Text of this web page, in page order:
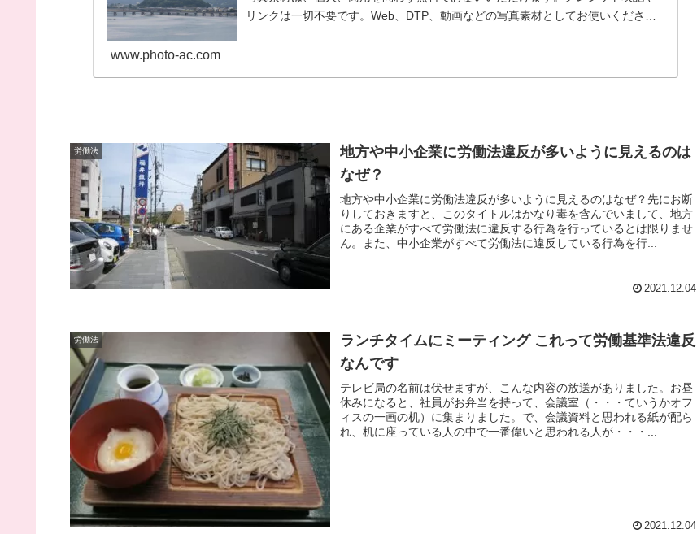
リンクは一切不要です。Web、DTP、動画などの写真素材としてお使いくださ
www.photo-ac.com
労働法
地方や中小企業に労働法違反が多いように見えるのは
なぜ？
地方や中小企業に労働法違反が多いように見えるのはなぜ？先にお断
りしておきますと、このタイトルはかなり毒を含んでいまして、地方
にある企業がすべて労働法に違反する行為を行っているとは限りませ
ん。また、中小企業がすべて労働法に違反している行為を行...
2021.12.04
労働法
ランチタイムにミーティング これって労働基準法違反
なんです
テレビ局の名前は伏せますが、こんな内容の放送がありました。お昼
休みになると、社員がお弁当を持って、会議室（・・・ていうかオフ
ィスの一画の机）に集まりました。で、会議資料と思われる紙が配ら
れ、机に座っている人の中で一番偉いと思われる人が・・・...
2021.12.04